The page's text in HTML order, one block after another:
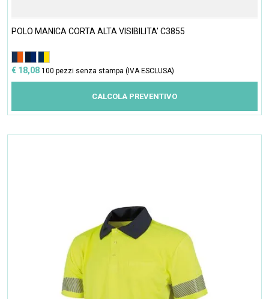
POLO MANICA CORTA ALTA VISIBILITA' C3855
€ 18,08 100 pezzi senza stampa (IVA ESCLUSA)
CALCOLA PREVENTIVO